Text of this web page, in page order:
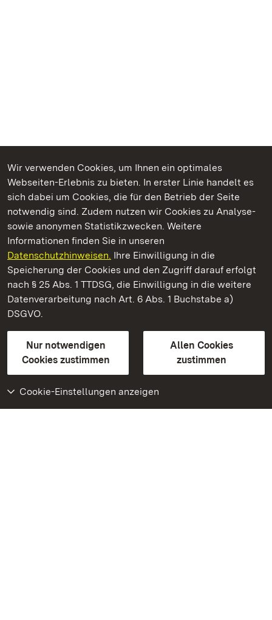
Wir verwenden Cookies, um Ihnen ein optimales
Webseiten-Erlebnis zu bieten. In erster Linie handelt es
sich dabei um Cookies, die für den Betrieb der Seite
notwendig sind. Zudem nutzen wir Cookies zu Analyse-
sowie anonymen Statistikzwecken. Weitere
Informationen finden Sie in unseren
Datenschutzhinweisen. Ihre Einwilligung in die
Speicherung der Cookies und den Zugriff darauf erfolgt
nach § 25 Abs. 1 TTDSG, die Einwilligung in die weitere
Datenverarbeitung nach Art. 6 Abs. 1 Buchstabe a)
DSGVO.
Nur notwendigen
Cookies zustimmen
Allen Cookies
zustimmen
Cookie-Einstellungen anzeigen
Kommen. Staunen. Genießen.
Residenzschloss Ludwigsburg
Staatliche Schlösser und Gärten Baden-Württemberg
Kontakt
GebärdenspracheLeichte Sprache
Erklärung zur Barrierefreiheit
BITV-konform (geprüfte Seiten)
Weiteres